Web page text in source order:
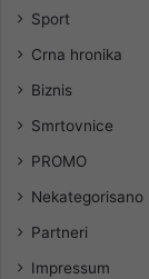
Sport
Crna hronika
Biznis
Smrtovnice
PROMO
Nekategorisano
Partneri
Impressum